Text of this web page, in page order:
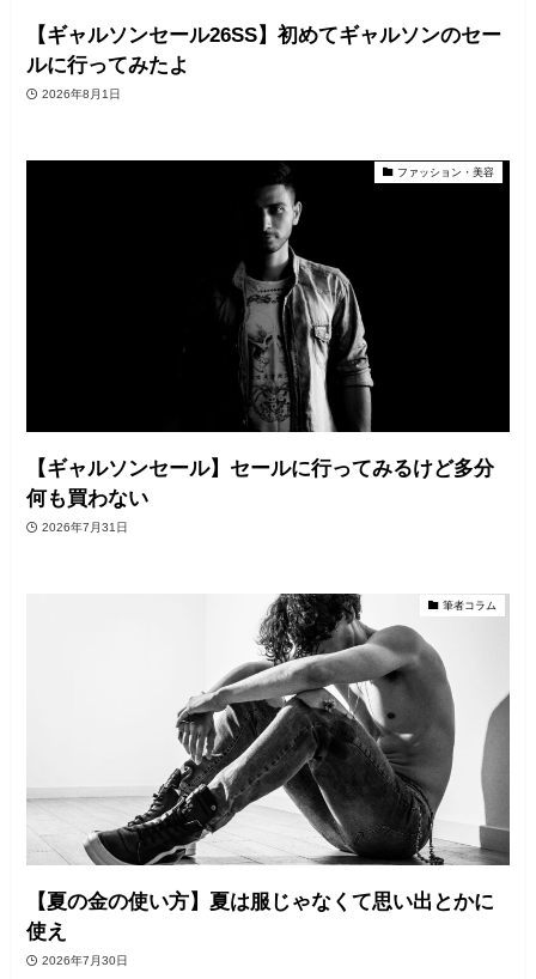
【ギャルソンセール26SS】初めてギャルソンのセー
ルに行ってみたよ
2026年8月1日
ファッション・美容
【ギャルソンセール】セールに行ってみるけど多分
何も買わない
2026年7月31日
筆者コラム
【夏の金の使い方】夏は服じゃなくて思い出とかに
使え
2026年7月30日